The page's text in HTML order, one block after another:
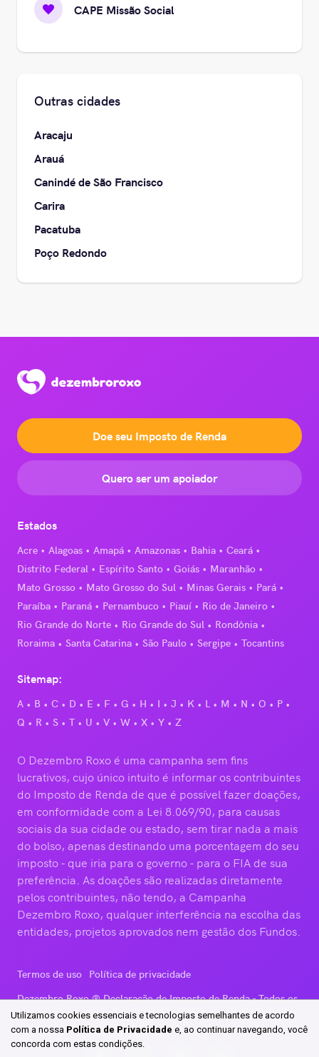
CAPE Missão Social
Outras cidades
Aracaju
Arauá
Canindé de São Francisco
Carira
Pacatuba
Poço Redondo
Utilizamos cookies essenciais e tecnologias semelhantes de acordo
com a nossa Política de Privacidade e, ao continuarnavegando, você
concorda com estas condições.
Doe seu Imposto de Renda
Quero ser um apoiador
Estados
Acre Alagoas Amapá Amazonas Bahia
Ceará
Distrito Federal
Espírito Santo Goiás
Maranhão
Mato Grosso
Mato Grosso do Sul Minas Gerais
Pará
Paraíba
Paraná Pernambuco Piauí
Rio de Janeiro
Rio Grande do Norte
Rio Grande do Sul
Rondônia
Roraima
Santa Catarina São Paulo Sergipe Tocantins
Sitemap:
A B C D E F G H I J K L M N O
P
Q
R S T U V W X Y Z
O Dezembro Roxo é uma campanha sem fins
lucrativos, cujo único intuito é informar os contribuintes
do Imposto de Renda de que é possível fazer doações,
em conformidade com a Lei 8.069/90, para causas
sociais da sua cidade ou estado, sem tirar nada a mais
do bolso, apenas destinando uma porcentagem do seu
imposto - que iria para o governo - para o FIA de sua
preferência. As doações são realizadas diretamente
pelos contribuintes, não tendo, a Campanha
Dezembro Roxo, qualquer interferência na escolha das
entidades, projetos aprovados nem gestão dos Fundos.
Termos de uso Política de privacidade
Dezembro Roxo ®Declaração de Imposto de Renda- Todos os
direitos reservados